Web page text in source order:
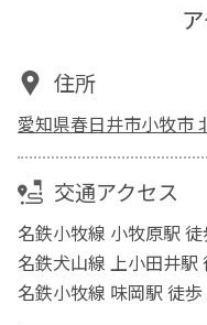
住所
愛知県春日井市小牧市
交通アクセス
名鉄小牧線 小牧原駅
名鉄犬山線 上小田井駅
名鉄小牧線 味岡駅 徒